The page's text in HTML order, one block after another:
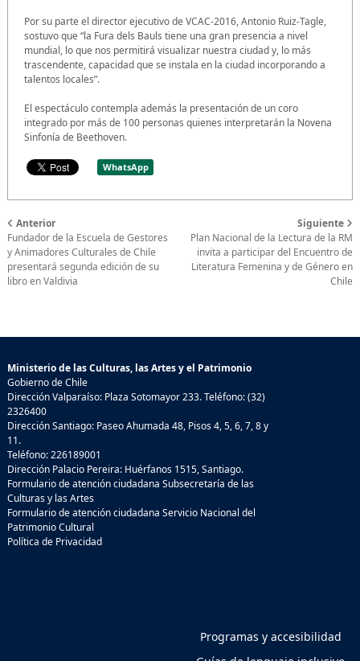
Por su parte el director ejecutivo de VCAC-2016, Antonio Ruiz-Tagle,
sostuvo que “la Fura dels Bauls tiene una gran presencia a nivel
mundial, lo que nos permitirá visualizar nuestra ciudad y, lo más
trascendente, capacidad que se instala en la ciudad incorporando a
talentos locales”.
El espectáculo contempla además la presentación de un coro
integrado por más de 100 personas quienes interpretarán la Novena
Sinfonía de Beethoven.
WhatsApp
Anterior
Fundador de la Escuela de Gestores
y Animadores Culturales de Chile
presentará segunda edición de su
libro en Valdivia
Siguiente
Plan Nacional de la Lectura de la RM
invita a participar del Encuentro de
Literatura Femenina y de Género en
Chile
Ministerio de las Culturas, las Artes y el Patrimonio
Gobierno de Chile
Dirección Valparaíso: Plaza Sotomayor 233. Teléfono: (32)
2326400
Dirección Santiago: Paseo Ahumada 48, Pisos 4, 5, 6, 7, 8 y
11.
Teléfono: 226189001
Dirección Palacio Pereira: Huérfanos 1515, Santiago.
Formulario de atención ciudadana Subsecretaría de las
Culturas y las Artes
Formulario de atención ciudadana Servicio Nacional del
Patrimonio Cultural
Política de Privacidad
Programas y accesibilidad